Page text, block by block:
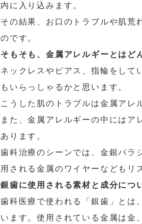
内に入り込みます。
その結果、お口のトラブルや肌荒
のです。
そもそも、金属アレルギーとはど
ネックレスやピアス、指輪をして
もいらっしゃるかと思います。
こうした肌のトラブルは金属アレ
また、金属アレルギーの中にはア
あります。
歯科治療のシーンでは、金銀パラ
用される金属のワイヤーなどもリ
銀歯に使用される素材と成分につ
歯科医療で使われる「銀歯」とは
います。使用されている金属は金